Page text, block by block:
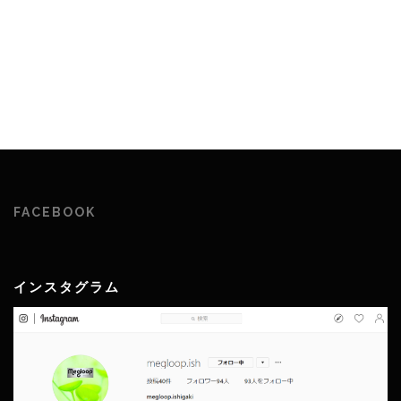
FACEBOOK
インスタグラム